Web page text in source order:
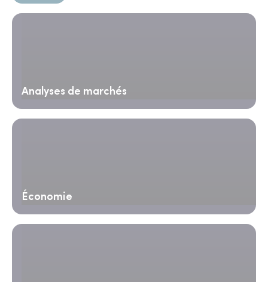
Analyses de marchés
Économie